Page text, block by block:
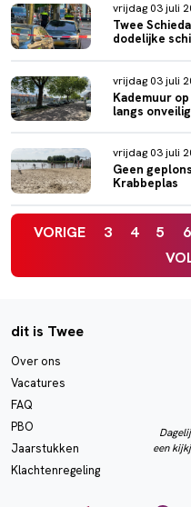
vrijdag 03 juli
Twee
dodelijke
vrijdag 03 juli
Kademuur
langs
vrijdag 03 juli
Geen
Krabbeplas
VORIGE 3 4 5 6
dit is Twee
Over ons
Vacatures
FAQ
PBO
Jaarstukken
Klachtenregeling
een